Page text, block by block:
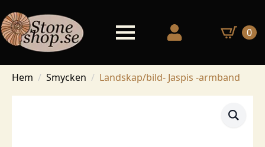
0
Hem Smycken Landskap/bild- Jaspis -armband